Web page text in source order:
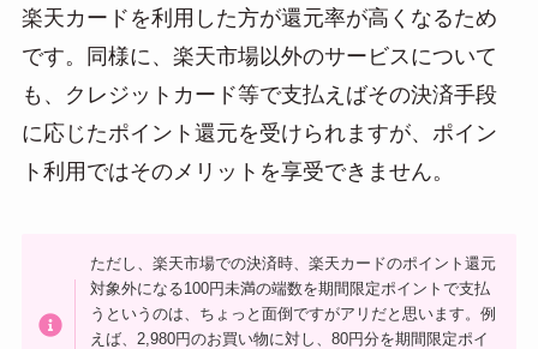
楽天カードを利用した方が還元率が高くなるため
です。同様に、楽天市場以外のサービスについて
も、クレジットカード等で支払えばその決済手段
に応じたポイント還元を受けられますが、ポイン
ト利用ではそのメリットを享受できません。
ただし、楽天市場での決済時、楽天カードのポイント還元
対象外になる100円未満の端数を期間限定ポイントで支払
うというのは、ちょっと面倒ですがアリだと思います。例
えば、2,980円のお買い物に対し、80円分を期間限定ポイ